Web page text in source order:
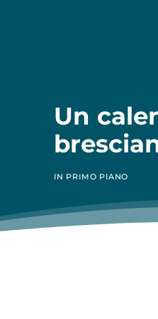
Un
IN PRIMO PIANO